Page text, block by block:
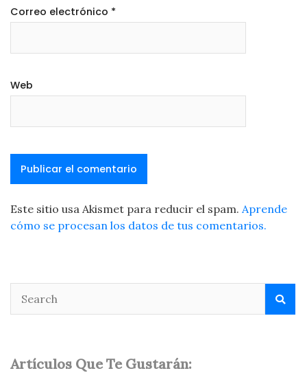
Correo electrónico *
Web
Este sitio usa Akismet para reducir el spam. Aprende
cómo se procesan los datos de tus comentarios.
Artículos Que Te Gustarán: